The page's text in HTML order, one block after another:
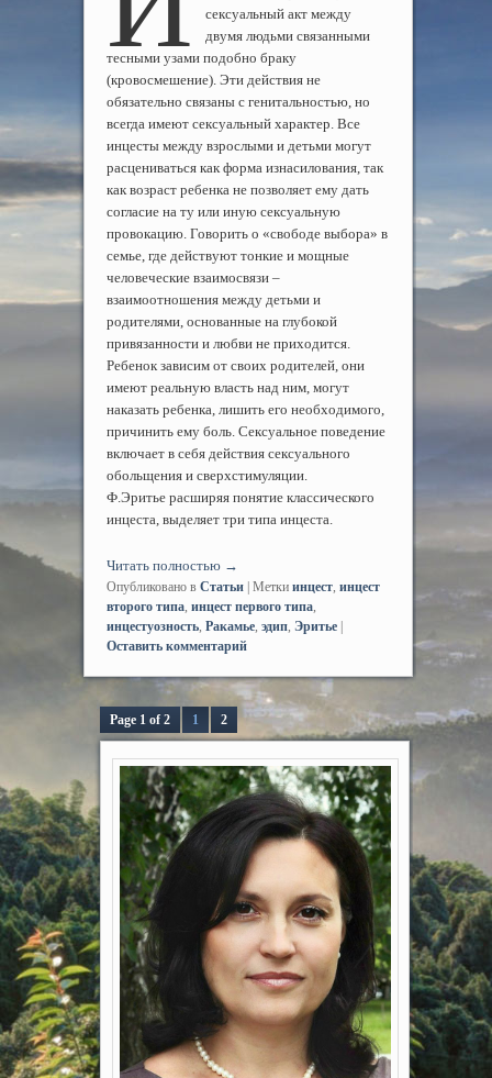
сексуальный акт между
двумя людьми связанными
тесными узами подобно браку
(кровосмешение). Эти действия не
обязательно связаны с генитальностью, но
всегда имеют сексуальный характер. Все
инцесты между взрослыми и детьми могут
расцениваться как форма изнасилования, так
как возраст ребенка не позволяет ему дать
согласие на ту или иную сексуальную
провокацию. Говорить о «свободе выбора» в
семье, где действуют тонкие и мощные
человеческие взаимосвязи –
взаимоотношения между детьми и
родителями, основанные на глубокой
привязанности и любви не приходится.
Ребенок зависим от своих родителей, они
имеют реальную власть над ним, могут
наказать ребенка, лишить его необходимого,
причинить ему боль. Сексуальное поведение
включает в себя действия сексуального
обольщения и сверхстимуляции.
Ф.Эритье расширяя понятие классического
инцеста, выделяет три типа инцеста.
Читать полностью →
Опубликовано в Статьи | Метки инцест, инцест
второго типа, инцест первого типа,
инцестуозность, Ракамье, эдип, Эритье |
Оставить комментарий
Page 1 of 2 1 2